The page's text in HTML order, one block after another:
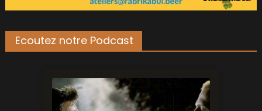
Ecoutez notre Podcast